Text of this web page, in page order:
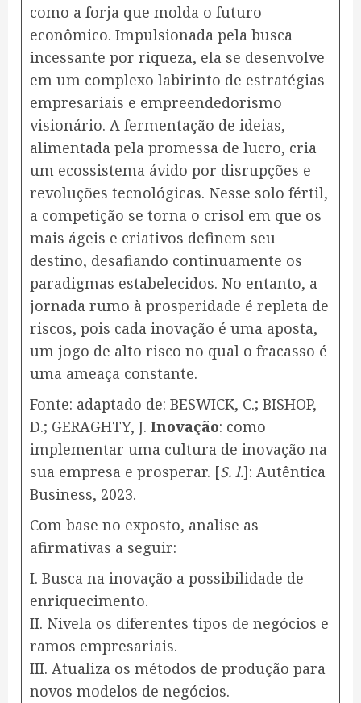
como a forja que molda o futuro
econômico. Impulsionada pela busca
incessante por riqueza, ela se desenvolve
em um complexo labirinto de estratégias
empresariais e empreendedorismo
visionário. A fermentação de ideias,
alimentada pela promessa de lucro, cria
um ecossistema ávido por disrupções e
revoluções tecnológicas. Nesse solo fértil,
a competição se torna o crisol em que os
mais ágeis e criativos definem seu
destino, desafiando continuamente os
paradigmas estabelecidos. No entanto, a
jornada rumo à prosperidade é repleta de
riscos, pois cada inovação é uma aposta,
um jogo de alto risco no qual o fracasso é
uma ameaça constante.
Fonte: adaptado de: BESWICK, C.; BISHOP,
D.; GERAGHTY, J. Inovação: como
implementar uma cultura de inovação na
sua empresa e prosperar. [S. l.]: Autêntica
Business, 2023.
Com base no exposto, analise as
afirmativas a seguir:
I. Busca na inovação a possibilidade de
enriquecimento.
II. Nivela os diferentes tipos de negócios e
ramos empresariais.
III. Atualiza os métodos de produção para
novos modelos de negócios.